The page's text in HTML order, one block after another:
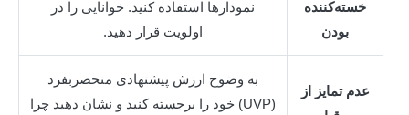
خسته‌کننده
نمودارها استفاده کنید. خوانایی را در
اولویت قرار دهید.
عدم تمایز از
به وضوح ارزش پیشنهادی منحصربفرد
(UVP) خود را برجسته کنید و نشان دهید چرا